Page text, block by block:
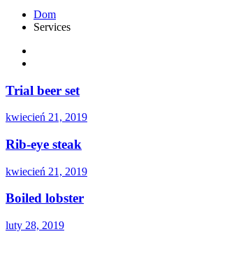
Dom
Services
Trial beer set
kwiecień 21, 2019
Rib-eye steak
kwiecień 21, 2019
Boiled lobster
luty 28, 2019